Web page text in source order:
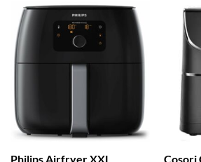
Philips Airfryer XXL Cosori